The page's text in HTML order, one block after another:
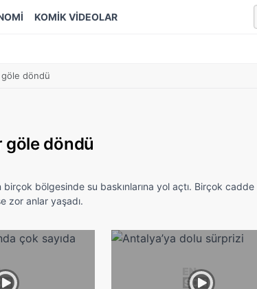
KOMİK VİDEOLAR
göle döndü
göle döndü
bölgesinde su baskınlarına yol açtı. Birçok cadde
zor anlar yaşadı.